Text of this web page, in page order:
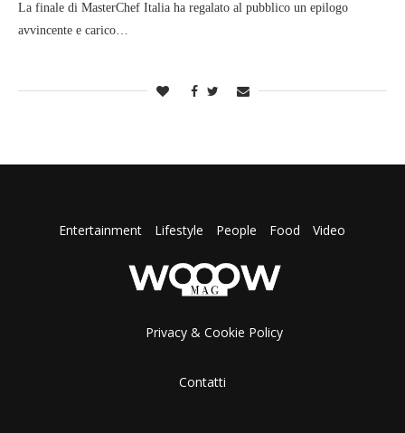
La finale di MasterChef Italia ha regalato al pubblico un epilogo
avvincente e carico…
Entertainment Lifestyle People Food Video
Privacy & Cookie Policy
Contatti